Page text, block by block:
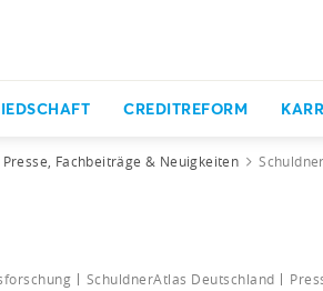
CREDITREFORM
Presse, Fachbeiträge & Neuigkeiten
SchuldnerAtlas Deutschland